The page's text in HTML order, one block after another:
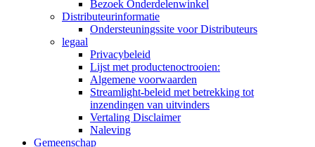
Bezoek Onderdelenwinkel
Distributeurinformatie
Ondersteuningssite voor Distributeurs
legaal
Privacybeleid
Lijst met productenoctrooien:
Algemene voorwaarden
Streamlight-beleid met betrekking tot
inzendingen van uitvinders
Vertaling Disclaimer
Naleving
Gemeenschap